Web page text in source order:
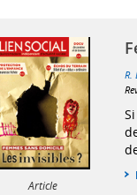
Article
R.